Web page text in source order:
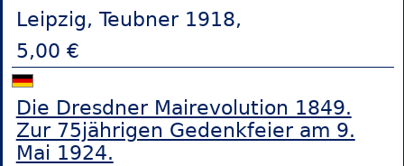
Leipzig, Teubner 1918,
5,00 €
Die Dresdner Mairevolution 1849.
Zur 75jährigen Gedenkfeier am 9.
Mai 1924.